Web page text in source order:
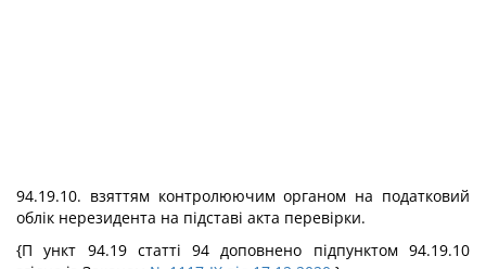
94.19.10. взяттям контролюючим органом на податковий
облік нерезидента на підставі акта перевірки.
{П ункт 94.19 статті 94 доповнено підпунктом 94.19.10